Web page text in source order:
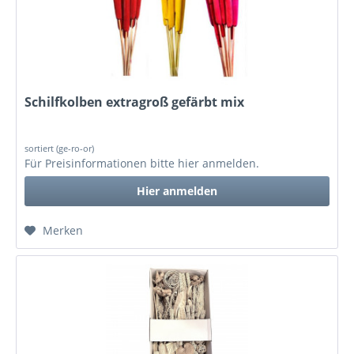
Schilfkolben extragroß gefärbt mix
sortiert (ge-ro-or)
Für Preisinformationen bitte hier anmelden.
Hier anmelden
Merken